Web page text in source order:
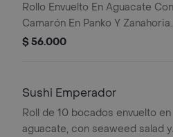
Rollo Envuelto En Aguacate Con
Camarón En Panko Y Zanahoria
Crispy, Con Topping De
Flambeada, Ajonjolí Mix Y Salsa
$ 56.000
Sushi Emperador
Roll de 10 bocados envuelto en
aguacate, con seaweed salad y